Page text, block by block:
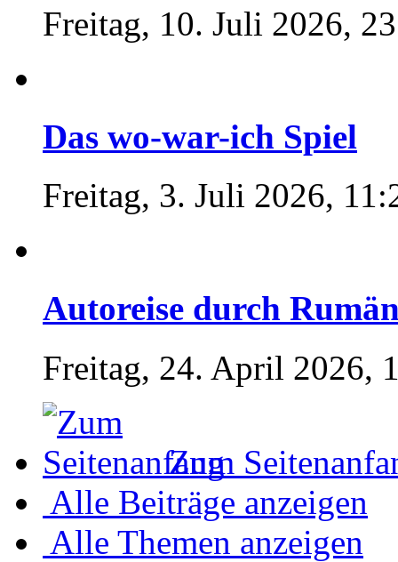
Freitag, 10. Juli 2026,
Das wo-war-ich Spiel
Freitag, 3. Juli 2026,
Autoreise durch
Freitag, 24. April 2026,
Zum
Alle Beiträge anzeigen
Alle Themen anzeigen